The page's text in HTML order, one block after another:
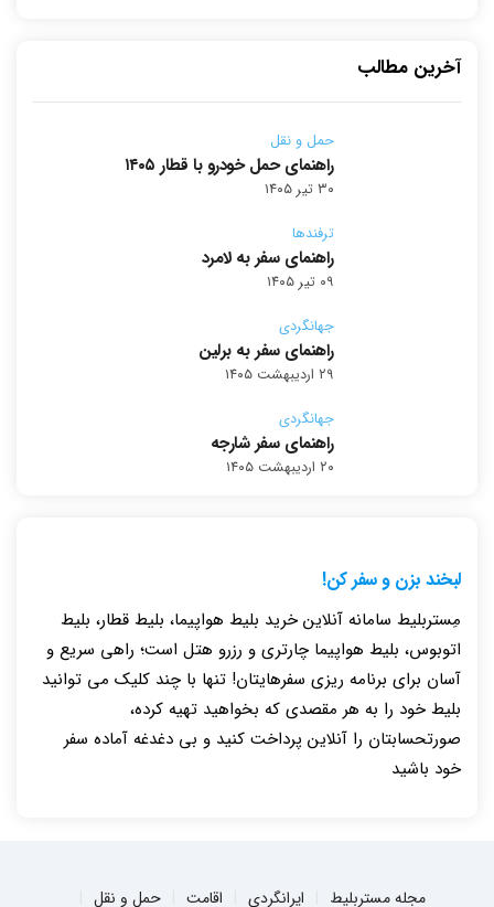
آخرین مطالب
حمل و نقل
راهنمای حمل خودرو با قطار ۱۴۰۵
۳۰ تیر ۱۴۰۵
ترفندها
راهنمای سفر به لامرد
۰۹ تیر ۱۴۰۵
جهانگردی
راهنمای سفر به برلین
۲۹ اردیبهشت ۱۴۰۵
جهانگردی
راهنمای سفر شارجه
۲۰ اردیبهشت ۱۴۰۵
لبخند بزن و سفر کن!
مِستربلیط سامانه آنلاین خرید بلیط هواپیما، بلیط قطار، بلیط
اتوبوس، بلیط هواپیما چارتری و رزرو هتل است؛ راهی سریع و
آسان برای برنامه ریزی سفرهایتان! تنها با چند کلیک می توانید
بلیط خود را به هر مقصدی که بخواهید تهیه کرده،
صورتحسابتان را آنلاین پرداخت کنید و بی دغدغه آماده سفر
خود باشید
مجله مستربلیط ایرانگردی اقامت حمل و نقل